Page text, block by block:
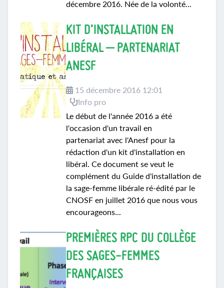
décembre 2016. Née de la volonté...
KIT D’INSTALLATION EN
LIBÉRAL – PARTENARIAT
ANESF
15 décembre 2016 12:01
Info pro
Le début de l'année 2016 a été
l'occasion d'un travail en
partenariat avec l'Anesf pour la
rédaction d'un kit d'installation en
libéral. Ce document se veut le
complément du Guide d'installation de
la sage-femme libérale ré-édité par le
CNOSF en juillet 2016 que nous vous
encourageons...
PREMIÈRES RPC DU COLLÈGE
DES SAGES-FEMMES
FRANÇAISES